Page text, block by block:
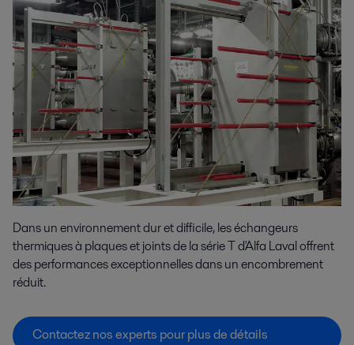
Dans un environnement dur et difficile, les échangeurs
thermiques à plaques et joints de la série T d'Alfa Laval offrent
des performances exceptionnelles dans un encombrement
réduit.
Contactez nos experts pour plus de détails